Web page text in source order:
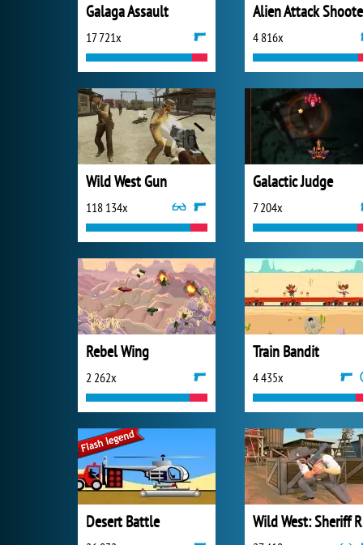
Galaga Assault
17 721x
Alien Attack
4 816x
Wild West Gun
118 134x
Galactic Judge
7 204x
Rebel Wing
2 262x
Train Bandit
4 435x
Desert Battle